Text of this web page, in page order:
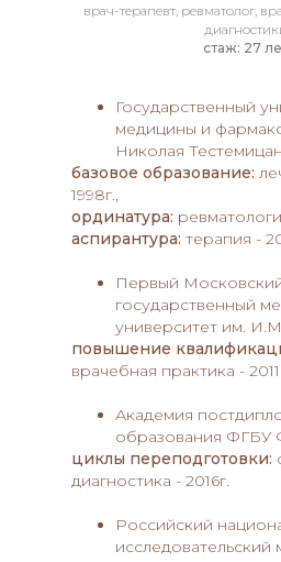
врач-терапевт, ревматолог,
стаж: 27
Государственный
медицины и
Николая
базовое образование:
1998г.,
ординатура:
аспирантура: терапия -
Первый
государственный
университет им.
повышение
врачебная практика -
Академия
образования
циклы переподготовки:
диагностика - 2016г.
Российский
исследовательский